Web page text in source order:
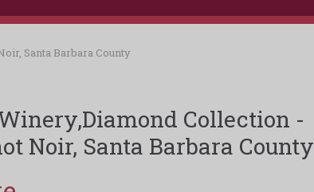
Santa Barbara County
Collection -
Noir, Santa Barbara County